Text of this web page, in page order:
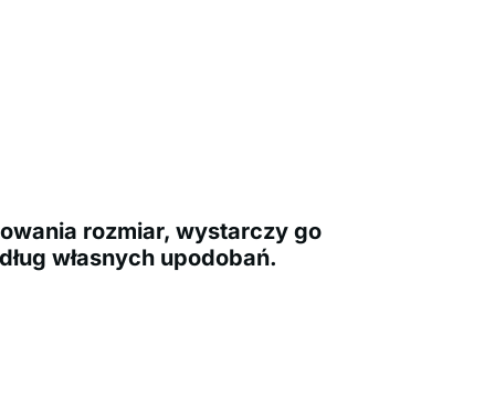
rozmiar, wystarczy go
własnych upodobań.